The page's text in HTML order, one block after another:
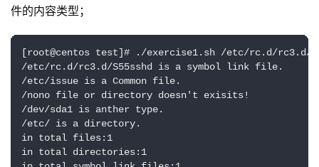
件的内容类型；
[root@centos test]# ./exercise1.sh /etc/rc.d/rc3.d/
/etc/rc.d/rc3.d/S55sshd is a symbol link file.
/etc/issue is a Common file.
/nono file or directory doesn't exisits!
/dev/sda1 is anther type.
/etc/ is a directory.
in total files:1
in total directories:1